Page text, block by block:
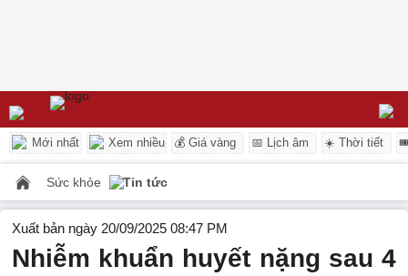
Mới nhất Xem nhiều 💰 Giá vàng 📅 Lịch âm ☀️ Thời tiết
Sức khỏe Tin tức
Xuất bản ngày 20/09/2025 08:47 PM
Nhiễm khuẩn huyết nặng sau 4